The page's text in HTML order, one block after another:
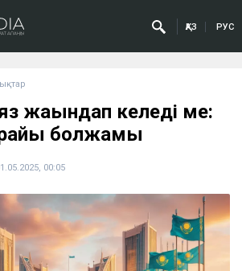
ҚАЗ РУС
жақындап келеді ме:
райы болжамы
00:05